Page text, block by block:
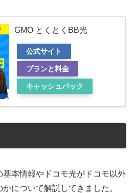
GMO とくとくBB光
公式サイト
プランと料金
キャッシュバック
本情報やドコモ光がドコモ以外
について解説してきました。